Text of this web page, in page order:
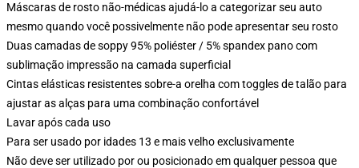
Máscaras de rosto não-médicas ajudá-lo a categorizar seu auto
mesmo quando você possivelmente não pode apresentar seu rosto
Duas camadas de soppy 95% poliéster / 5% spandex pano com
sublimação impressão na camada superficial
Cintas elásticas resistentes sobre-a orelha com toggles de talão para
ajustar as alças para uma combinação confortável
Lavar após cada uso
Para ser usado por idades 13 e mais velho exclusivamente
Não deve ser utilizado por ou posicionado em qualquer pessoa que